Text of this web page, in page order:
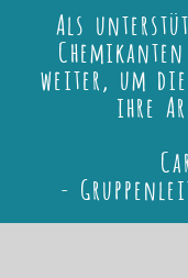
Als
weiter, um
ihre
-